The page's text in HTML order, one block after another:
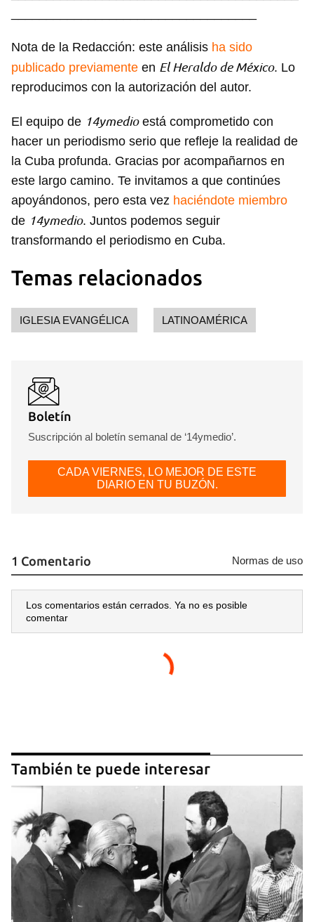
Para poder guardar como favorito, primero has de
iniciar sesión con tu cuenta de 14ymedio.
INICIAR SESIÓN CANCELAR
Nota de la Redacción: este análisis ha sido
publicado previamente en El Heraldo de México. Lo
reproducimos con la autorización del autor.
El equipo de 14ymedioestá comprometido con
hacer un periodismo serio que refleje la realidad de
la Cuba profunda. Gracias por acompañarnos en
este largo camino. Te invitamos a que continúes
apoyándonos, pero esta vez haciéndote miembro
de 14ymedio. Juntos podemos seguir
transformando el periodismo en Cuba.
Temas relacionados
IGLESIA EVANGÉLICA LATINOAMÉRICA
Boletín
Suscripción al boletín semanal de ‘14ymedio’.
CADA VIERNES, LO MEJOR DE ESTE
DIARIO EN TU BUZÓN.
1 Comentario Normas de uso
Los comentarios están cerrados. Ya no es posible
comentar
También te puede interesar